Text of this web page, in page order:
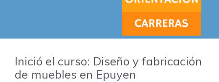
Inició el curso: Diseño y fabricación
de muebles en Epuyen